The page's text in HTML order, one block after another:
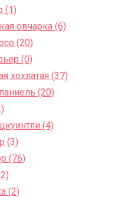
(1)
овчарка (6)
(20)
(0)
хохлатая (37)
(20)
(4)
(3)
(76)
(2)